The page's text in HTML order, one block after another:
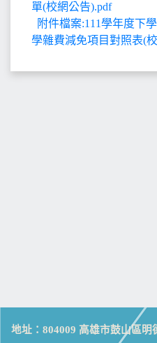
單(校網公告).pdf
附件檔案:111學年度下
學雜費減免項目對照表(
地址：804009 高雄市鼓山區明